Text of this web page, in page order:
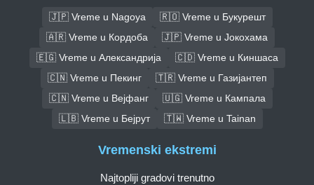
🇯🇵 Vreme u Nagoya
🇷🇴 Vreme u Букурешт
🇦🇷 Vreme u Кордоба
🇯🇵 Vreme u Јокохама
🇪🇬 Vreme u Александрија
🇨🇩 Vreme u Киншаса
🇨🇳 Vreme u Пекинг
🇹🇷 Vreme u Газијантеп
🇨🇳 Vreme u Вејфанг
🇺🇬 Vreme u Кампала
🇱🇧 Vreme u Бејрут
🇹🇼 Vreme u Tainan
Vremenski ekstremi
Najtopliji gradovi trenutno